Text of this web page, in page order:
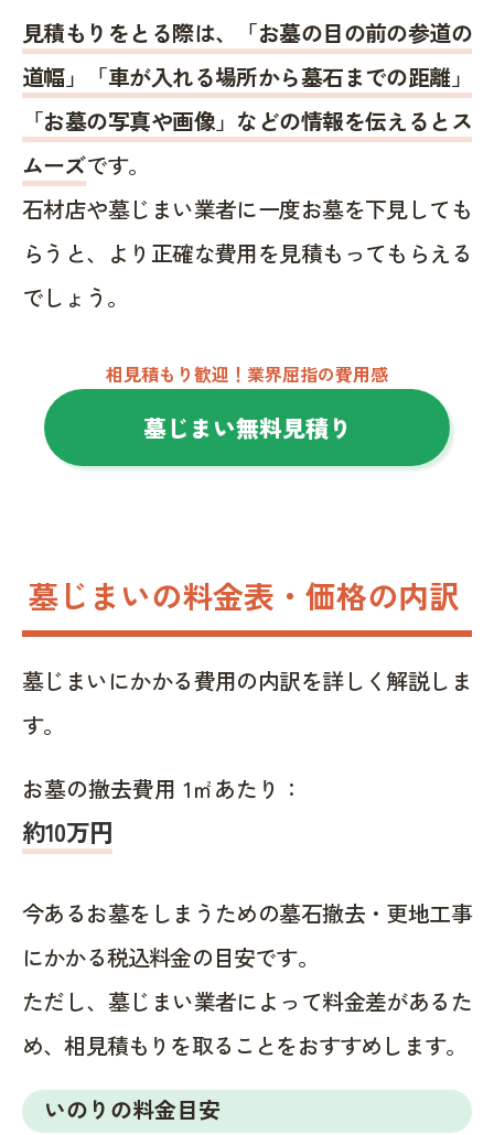
見積もりをとる際は、「お墓の目の前の参道の
道幅」「車が入れる場所から墓石までの距離」
「お墓の写真や画像」などの情報を伝えるとス
ムーズです。
石材店や墓じまい業者に一度お墓を下見しても
らうと、より正確な費用を見積もってもらえる
でしょう。
相見積もり歓迎！業界屈指の費用感
墓じまい無料見積り
墓じまいの料金表・価格の内訳
墓じまいにかかる費用の内訳を詳しく解説しま
す。
お墓の撤去費用 1㎡あたり：
約10万円
今あるお墓をしまうための墓石撤去・更地工事
にかかる税込料金の目安です。
ただし、墓じまい業者によって料金差があるた
め、相見積もりを取ることをおすすめします。
いのりの料金目安